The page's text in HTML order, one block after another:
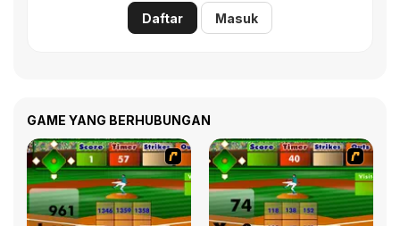
Daftar Masuk
GAME YANG BERHUBUNGAN